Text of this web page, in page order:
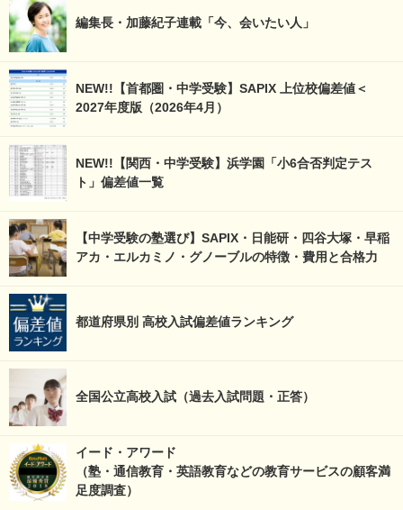
編集長・加藤紀子連載「今、会いたい人」
NEW!!【首都圏・中学受験】SAPIX 上位校偏差値＜
2027年度版（2026年4月）
NEW!!【関西・中学受験】浜学園「小6合否判定テス
ト」偏差値一覧
【中学受験の塾選び】SAPIX・日能研・四谷大塚・早稲
アカ・エルカミノ・グノーブルの特徴・費用と合格力
都道府県別 高校入試偏差値ランキング
全国公立高校入試（過去入試問題・正答）
イード・アワード
（塾・通信教育・英語教育などの教育サービスの顧客満
足度調査）